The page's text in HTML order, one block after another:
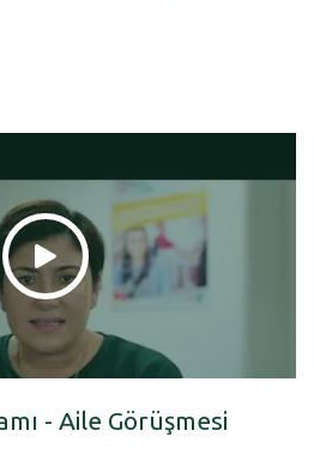
- Aile Görüşmesi